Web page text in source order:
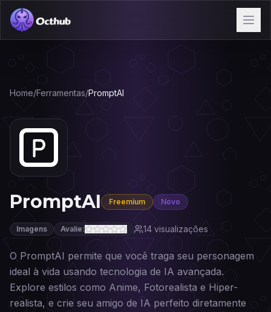
Home/Ferramentas/PromptAI
PromptAI Freemium Novo
Imagens Avalie: 14visualizações
O PromptAI permite que você traga seu personagem
ideal à vida usando tecnologia de IA avançada.
Explore estilos como Anime, Fotorealista e Hiper-
realista, e crie seu amigo de IA perfeito diretamente